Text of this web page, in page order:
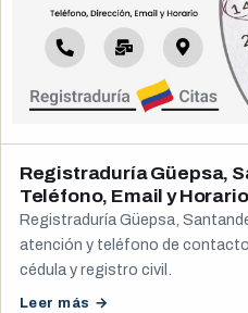
Registraduría Güepsa,
Teléfono, Email y Horario
Registraduría Güepsa,
atención y teléfono de
cédula y registro civil.
Leer más →